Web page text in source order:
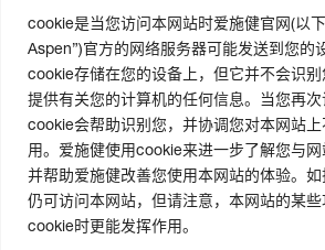
cookie是当您访问本网站时爱施健官网(以
Aspen”)官方的网络服务器可能发送到您的
cookie存储在您的设备上，但它并不会识
提供有关您的计算机的任何信息。当您再次
cookie会帮助识别您，并协调您对本网站
用。爱施健使用cookie来进一步了解您与网
并帮助爱施健改善您使用本网站的体验。
仍可访问本网站，但请注意，本网站的某
cookie时更能发挥作用。
爱施健中国岗位招聘
媒体中心
爱施健集团资讯
爱施健中国资讯
联系我们 |官网免责声明